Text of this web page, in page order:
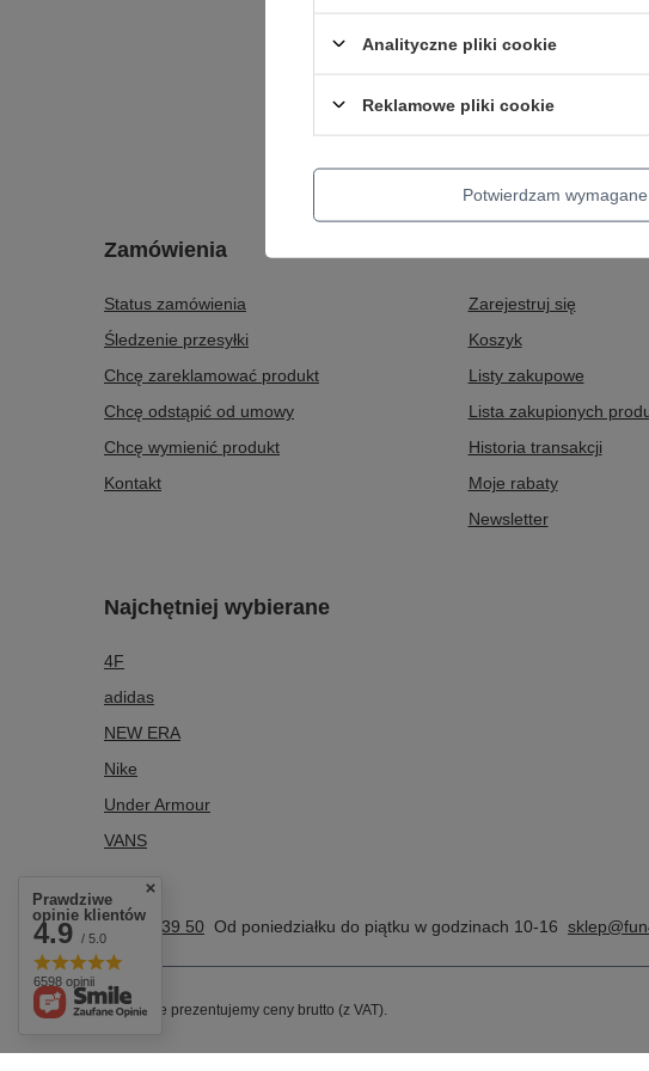
Wybierając się na
Zamówienia
Status zamówienia
Śledzenie przesyłki
Chcę zareklamować produkt
Chcę odstąpić od umowy
Chcę wymienić produkt
Kontakt
Zarejestruj się
Koszyk
Listy zakupowe
Lista zakupionych
Historia transakcji
Moje rabaty
Newsletter
Najchętniej wybierane
4F
adidas
NEW ERA
Nike
Under Armour
VANS
504 39 39 50 Od poniedziałku do piątku w godzinach 10-16
W sklepie prezentujemy ceny brutto (z VAT).
Prawdziwe
opinie klientów
4.9 / 5.0
6598 opinii
Analityczne pliki cookie
Reklamowe pliki cookie
Potwierdzam wymagane